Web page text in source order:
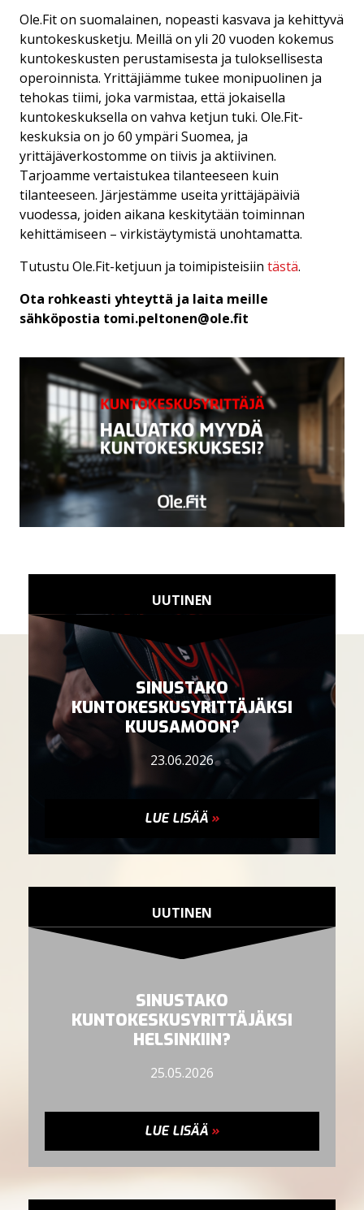
Ole.Fit on suomalainen, nopeasti kasvava ja kehittyvä
kuntokeskusketju. Meillä on yli 20 vuoden kokemus
kuntokeskusten perustamisesta ja tuloksellisesta
operoinnista. Yrittäjiämme tukee monipuolinen ja
tehokas tiimi, joka varmistaa, että jokaisella
kuntokeskuksella on vahva ketjun tuki. Ole.Fit-
keskuksia on jo 60 ympäri Suomea, ja
yrittäjäverkostomme on tiivis ja aktiivinen.
Tarjoamme vertaistukea tilanteeseen kuin
tilanteeseen. Järjestämme useita yrittäjäpäiviä
vuodessa, joiden aikana keskitytään toiminnan
kehittämiseen – virkistäytymistä unohtamatta.
Tutustu Ole.Fit-ketjuun ja toimipisteisiin tästä.
Ota rohkeasti yhteyttä ja laita meille
sähköpostia tomi.peltonen@ole.fit
UUTINEN
SINUSTAKO
KUNTOKESKUSYRITTÄJÄKSI
KUUSAMOON?
23.06.2026
LUE LISÄÄ »
UUTINEN
SINUSTAKO
KUNTOKESKUSYRITTÄJÄKSI
HELSINKIIN?
25.05.2026
LUE LISÄÄ »